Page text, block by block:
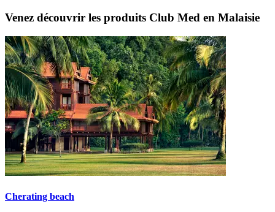
Venez découvrir les produits Club Med en Malaisie
Cherating beach